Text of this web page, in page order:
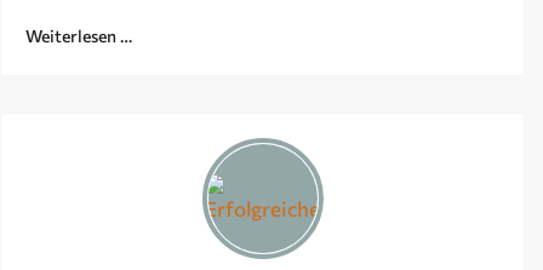
Weiterlesen …